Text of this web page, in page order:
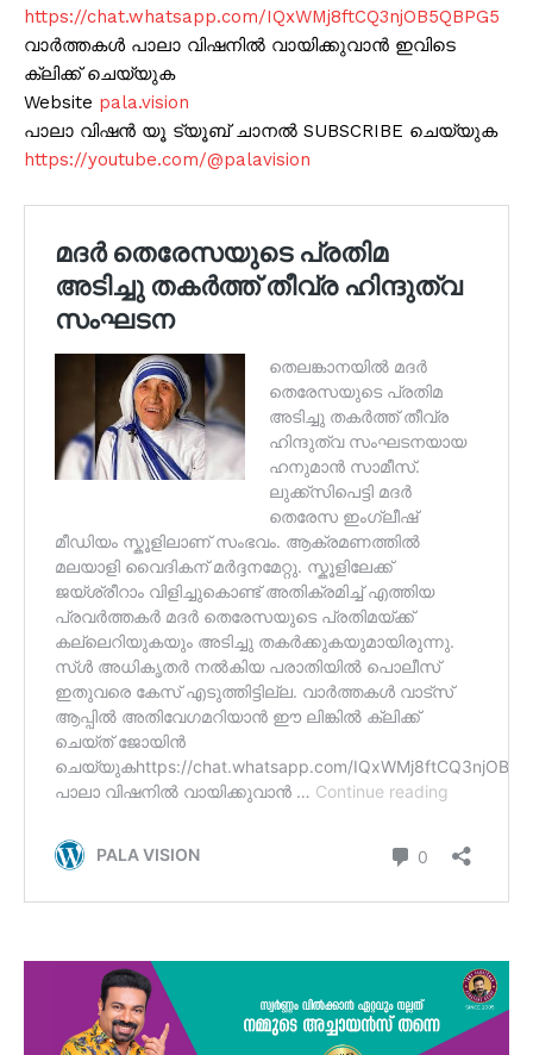
https://chat.whatsapp.com/IQxWMj8ftCQ3njOB5QBPG5
വാർത്തകൾ പാലാ വിഷനിൽ വായിക്കുവാൻ ഇവിടെ
ക്ലിക്ക് ചെയ്യുക
Website pala.vision
പാലാ വിഷൻ യൂ ട്യൂബ് ചാനൽ SUBSCRIBE ചെയ്യുക
https://youtube.com/@palavision